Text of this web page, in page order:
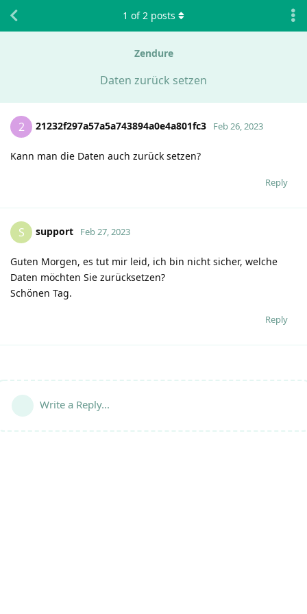
Zendure
Daten zurück setzen
1 of2 posts
2 21232f297a57a5a743894a0e4a801fc3 Feb 26, 2023
Kann man die Daten auch zurück setzen?
Reply
S support Feb 27, 2023
Guten Morgen, es tut mir leid, ich bin nicht sicher, welche
Daten möchten Sie zurücksetzen?
Schönen Tag.
Reply
Write a Reply...